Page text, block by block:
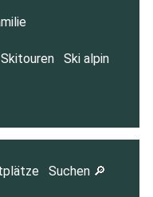
Skitouren Ski alpin
Suchen 🔎